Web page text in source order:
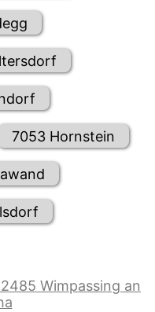
7053 Hornstein
Wimpassing an